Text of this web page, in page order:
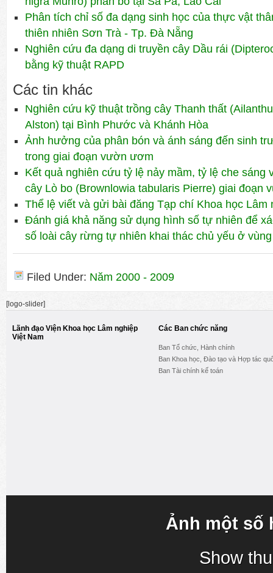
Phân tích chỉ số đa dạng sinh học của thực vật
thiên nhiên Sơn Trà - Tp. Đà Nẵng
Nghiên cứu đa dạng di truyền cây Dầu rái
bằng kỹ thuật RAPD
Các tin khác
Nghiên cứu kỹ thuật trồng cây Thanh thất
Alston) tại Bình Phước và Khánh Hòa
Ảnh hưởng của phân bón và ánh sáng đến sinh
trong giai đoạn vườn ươm
Kết quả nghiên cứu tỷ lệ nảy mầm, tỷ lệ che sáng
cây Lò bo (Brownlowia tabularis Pierre) giai đoạn
Thể lệ viết và gửi bài đăng Tạp chí Khoa học Lâm
Đánh giá khả năng sử dụng hình số tự nhiên để
số loài cây rừng tự nhiên khai thác chủ yếu ở
Filed Under: Năm 2000 - 2009
[logo-slider]
Lãnh đạo Viện Khoa học Lâm nghiệp
Việt Nam
Các Ban chức năng
Ban Tổ chức, Hành chính
Ban Khoa học, Đào tạo và Hợp tác
Ban Tài chính kế toán
Ảnh một số
Show